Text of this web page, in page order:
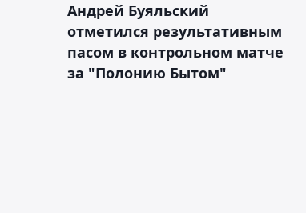
Андрей Буяльский
отметился результативным
пасом в контрольном матче
за "Полонию Бытом"